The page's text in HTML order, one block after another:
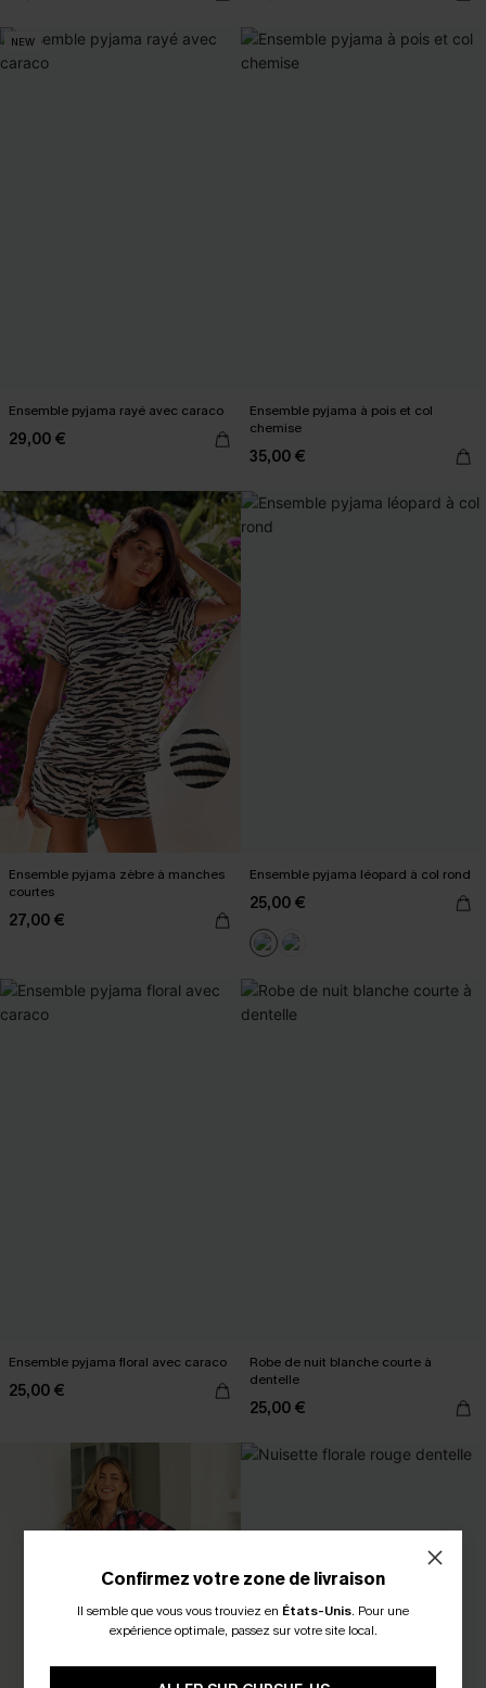
NEW
Ensemble pyjama rayé avec caraco
29,00 €
Ensemble pyjama à pois et col
chemise
35,00 €
Ensemble pyjama zèbre à manches
courtes
27,00 €
Ensemble pyjama léopard à col rond
25,00 €
Ensemble pyjama floral avec caraco
25,00 €
Robe de nuit blanche courte à
dentelle
25,00 €
Confirmez votre zone de livraison
Il semble que vous vous trouviez en États-Unis. Pour une
expérience optimale, passez sur votre site local.